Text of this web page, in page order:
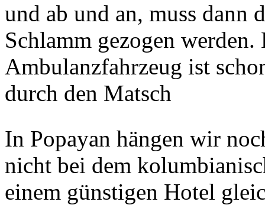
und ab und an, muss dann
Schlamm gezogen
Ambulanzfahrzeug ist
durch den Matsch
In Popayan hängen wir
nicht bei dem
einem günstigen Hotel